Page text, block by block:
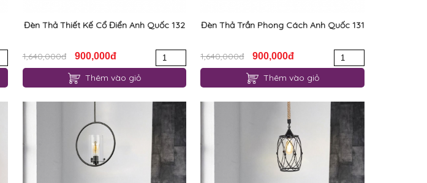
Đèn Thả Thiết Kế Cổ Điển Anh Quốc 132
1,640,000đ 900,000đ
Thêm vào giỏ
Đèn Thả Trần Phong Cách Anh Quốc 131
1,640,000đ 900,000đ
Thêm vào giỏ